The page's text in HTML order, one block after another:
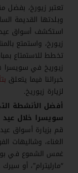
تعتبر زيورخ، بفضل
وبلدتها القديمة
استكشف أسواق عيد
زيورخ، واستمتع
تخطط للاستمتاع
زيوريخ في
خبرائنا فيما يتعلق
لزيارة زيوريخ.
أفضل الأنشطة
سويسرا خلال عيد
قم بزيارة أسواق
الغناء، وشاليهات
غمس الشموع في
“مارليترام”، أو